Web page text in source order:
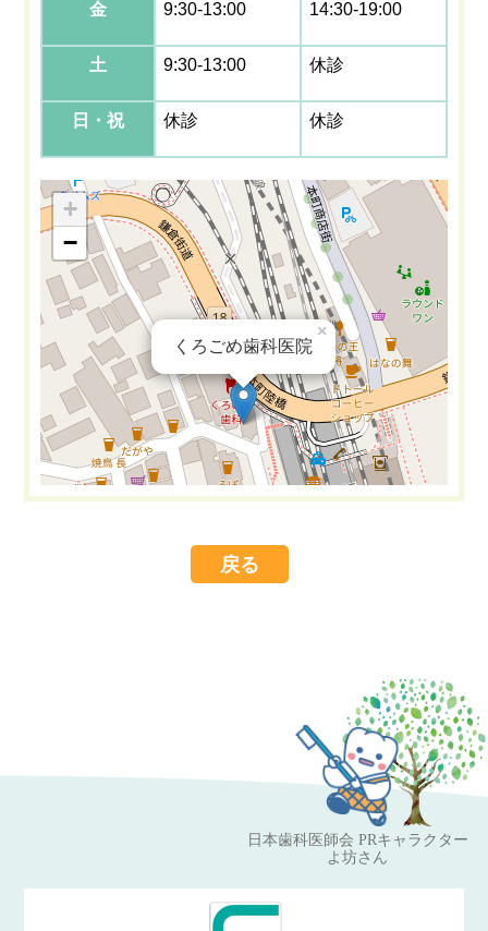
金
土
日・祝
9:30-13:00
9:30-13:00
休診
14:30-19:00
休診
休診
くろごめ歯科医院
×
+
−
戻る
日本歯科医師会 PRキャラクター
よ坊さん